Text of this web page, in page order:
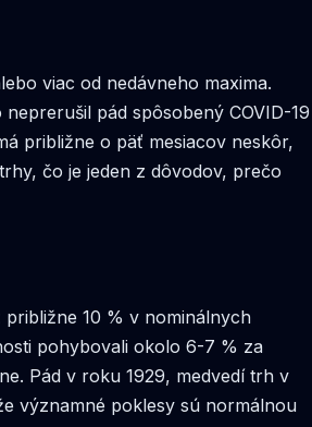
viac od nedávneho maxima.
pád spôsobený COVID-19
približne o päť mesiacov neskôr,
čo je jeden z dôvodov, prečo
10 % v nominálnych
pohybovali okolo 6-7 % za
Pád v roku 1929, medvedí trh v
významné poklesy sú normálnou